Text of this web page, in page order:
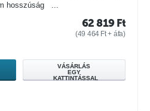
hosszúság ...
62 819 Ft
(49 464 Ft+ áfa)
VÁSÁRLÁS
EGY
KATTINTÁSSAL